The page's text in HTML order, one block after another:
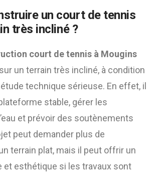
un court de tennis
très incliné ?
court de tennis à Mougins
un terrain très incliné, à condition
technique sérieuse. En effet, il
stable, gérer les
et prévoir des soutènements
peut demander plus de
terrain plat, mais il peut offrir un
et esthétique si les travaux sont